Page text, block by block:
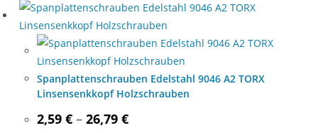
through
Spanplattenschrauben Edelstahl 9046 A2 TORX
Linsensenkkopf Holzschrauben
2,59€ – 26,79€Price
range: